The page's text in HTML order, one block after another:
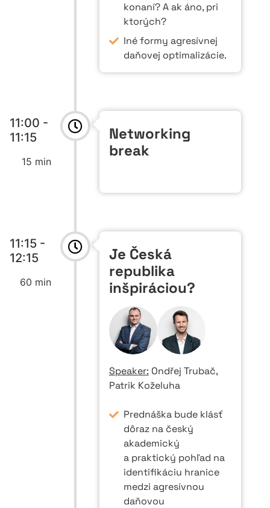
konaní? A ak áno, pri
ktorých?
Iné formy agresívnej
daňovej optimalizácie.
11:00 -
11:15
15 min
Networking
break
11:15 -
12:15
60 min
Je Česká
republika
inšpiráciou?
Speaker: Ondřej Trubač,
Patrik Koželuha
Prednáška bude klásť
dôraz na český
akademický
a praktický pohľad na
identifikáciu hranice
medzi agresívnou
daňovou